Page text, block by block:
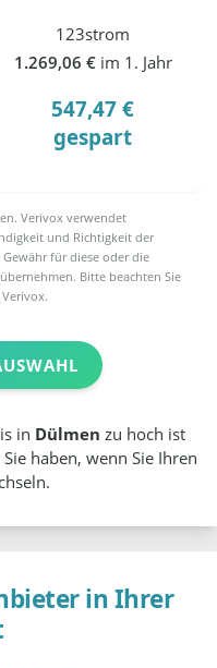
123strom
1.269,06 € im 1. Jahr
547,47 €
gespart
Verivox verwendet
und Richtigkeit der
für diese oder die
Bitte beachten Sie
in Dülmen zu hoch ist
haben, wenn Sie Ihren
in Ihrer